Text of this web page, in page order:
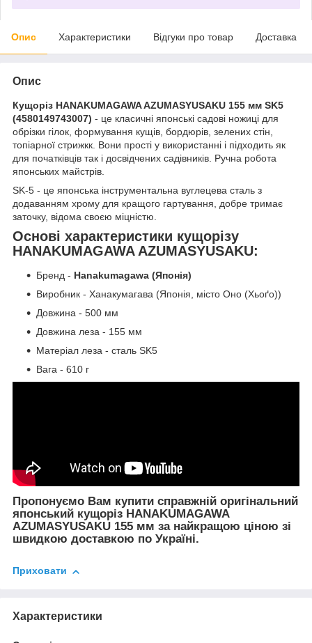
Опис Характеристики Відгуки про товар Доставка
Опис
Кущоріз HANAKUMAGAWA AZUMASYUSAKU 155 мм SK5
(4580149743007) - це класичні японські садові ножиці для
обрізки гілок, формування кущів, бордюрів, зелених стін,
топіарної стрижкк. Вони прості у використанні і підходить як
для початківців так і досвідчених садівників. Ручна робота
японських майстрів.
SK-5 - це японська інструментальна вуглецева сталь з
додаванням хрому для кращого гартування, добре тримає
заточку, відома своєю міцністю.
Основі характеристики кущорізу
HANAKUMAGAWA AZUMASYUSAKU:
Бренд - Hanakumagawa (Японія)
Виробник - Ханакумагава (Японія, місто Оно (Хьоґо))
Довжина - 500 мм
Довжина леза - 155 мм
Матеріал леза - сталь SK5
Вага - 610 г
Пропонуємо Вам купити справжній оригінальний
японський кущоріз HANAKUMAGAWA
AZUMASYUSAKU 155 мм за найкращою ціною зі
швидкою доставкою по Україні.
Приховати
Характеристики